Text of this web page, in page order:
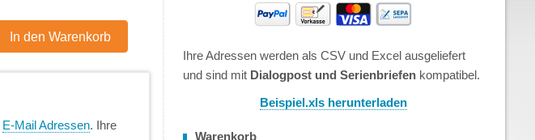
E-Mail Adressen. Ihre
Ihre Adressen werden als CSV und Excel ausgeliefert
und sind mit Dialogpost und Serienbriefenkompatibel.
Beispiel.xls herunterladen
Warenkorb